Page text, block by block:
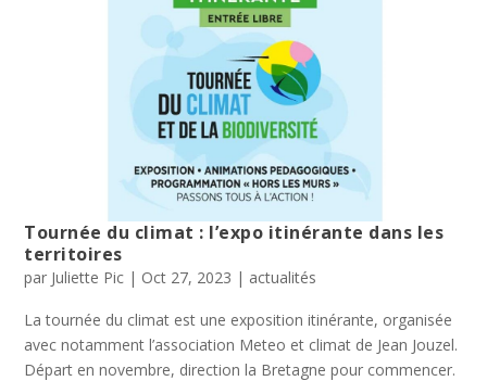
Tournée du climat : l’expo itinérante dans les
territoires
par Juliette Pic | Oct 27, 2023 | actualités
La tournée du climat est une exposition itinérante, organisée
avec notamment l’association Meteo et climat de Jean Jouzel.
Départ en novembre, direction la Bretagne pour commencer.